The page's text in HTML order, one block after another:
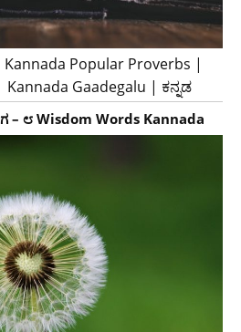
Popular Proverbs |
Kannada Gaadegalu | ಕನ್ನಡ
– ೮ Wisdom Words Kannada